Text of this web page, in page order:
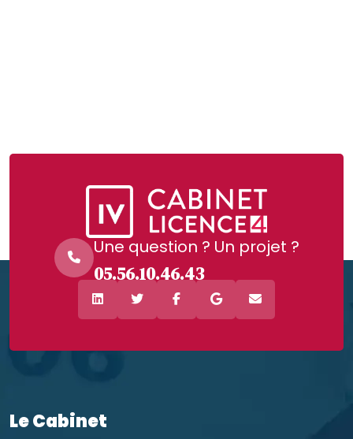
Une question ? Un projet ?
05.56.10.46.43
Le Cabinet